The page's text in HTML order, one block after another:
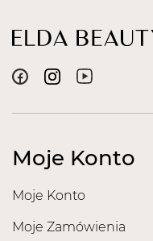
Moje Konto
Moje Konto
Moje Zamówienia